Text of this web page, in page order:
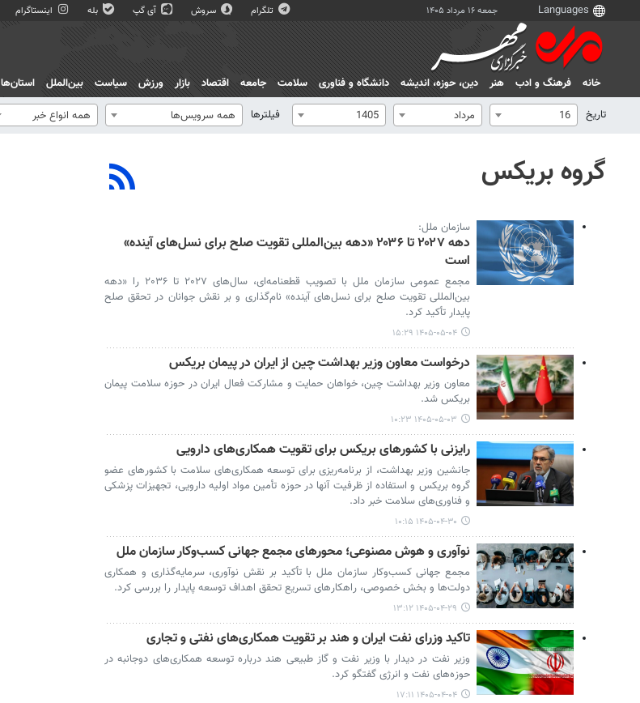
جمعه ۱۶ مرداد ۱۴۰۵ تلگرام سروش آی گپ بله اینستاگرام
خانه فرهنگ و ادب هنر دين، حوزه، انديشه دانشگاه و فناوری سلامت جامعه اقتصاد بازار ورزش سیاست بین‌الملل استان‌ها
تاریخ
16 مرداد 1405 فیلترها همه سرویس‌ها همه انواع خبر
گروه بریکس
سازمان ملل:
دهه ۲۰۲۷ تا ۲۰۳۶ «دهه بین‌المللی تقویت صلح برای نسل‌های آینده»
است
مجمع عمومی سازمان ملل با تصویب قطعنامه‌ای، سال‌های ۲۰۲۷ تا ۲۰۳۶ را «دهه
بین‌المللی تقویت صلح برای نسل‌های آینده» نام‌گذاری و بر نقش جوانان در تحقق صلح
پایدار تأکید کرد.
۱۴۰۵-۰۵-۰۴ ۱۵:۲۹
درخواست معاون وزیر بهداشت چین از ایران در پیمان بریکس
معاون وزیر بهداشت چین، خواهان حمایت و مشارکت فعال ایران در حوزه سلامت پیمان
بریکس شد.
۱۴۰۵-۰۵-۰۳ ۱۰:۲۳
رایزنی با کشورهای بریکس برای تقویت همکاری‌های دارویی
جانشین وزیر بهداشت، از برنامه‌ریزی برای توسعه همکاری‌های سلامت با کشورهای عضو
گروه بریکس و استفاده از ظرفیت آنها در حوزه تأمین مواد اولیه دارویی، تجهیزات پزشکی
و فناوری‌های سلامت خبر داد.
۱۴۰۵-۰۴-۳۰ ۱۰:۱۵
نوآوری و هوش مصنوعی؛ محورهای مجمع جهانی کسب‌وکار سازمان ملل
مجمع جهانی کسب‌وکار سازمان ملل با تأکید بر نقش نوآوری، سرمایه‌گذاری و همکاری
دولت‌ها و بخش خصوصی، راهکارهای تسریع تحقق اهداف توسعه پایدار را بررسی کرد.
۱۴۰۵-۰۴-۲۹ ۱۳:۱۲
تاکید وزرای نفت ایران و هند بر تقویت همکاری‌های نفتی و تجاری
وزیر نفت در دیدار با وزیر نفت و گاز طبیعی هند درباره توسعه همکاری‌های دوجانبه در
حوزه‌های نفت و انرژی گفتگو کرد.
۱۴۰۵-۰۴-۰۴ ۱۷:۱۱